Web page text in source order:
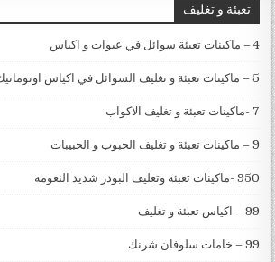
تعبئة و تغليف
4 – ماكينات تعبئة سوائل في عبوات و اكياس
5 – ماكينات تعبئة و تغليف السوائل في اكياس اوتوماتيك
7 -ماكينات تعبئة و تغليف الاكواب
9 – ماكينات تعبئة و تغليف الحبوب و الحبيبات
950 -ماكينات تعبئة وتغليف البودر شديد النعومة
99 – اكياس تعبئة و تغليف
99 – خامات سلوفان شرنك